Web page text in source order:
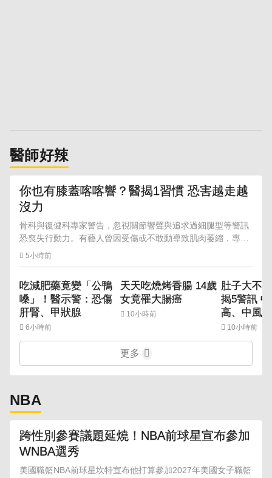
醫師好辣
你也有膝蓋喀喀響？醫揭1習慣 恐害越走越
沒力
骨科與復健科專家警告，忽視關節響聲與追求過細腿型等警訊
恐喪失行動力。有藝人曾因受傷或不敢動導致肌肉萎縮，專家
建議應透過「保骨增肌」雙管齊下以維持強健身體。
5小時前
吃減肥藥竟變「公鴨
嗓」！醫示警：恐傷
肝腎、甲狀腺
6小時前
天天吃燒烤香腸 14歲
女竟罹大腸癌
10小時前
肚子大不
揭5警訊
高、中風
10小時前
更多
NBA
跨性別參賽議題延燒！NBA前球星宣布參加
WNBA選秀
美國職籃NBA前球星坎特宣布他打算參加2027年美國女子職籃